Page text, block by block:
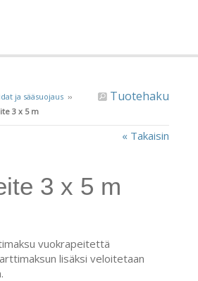
Tuotehaku
ja sääsuojaus ››
3 x 5 m
« Takaisin
3 x 5 m
vuokrapeitettä
lisäksi veloitetaan